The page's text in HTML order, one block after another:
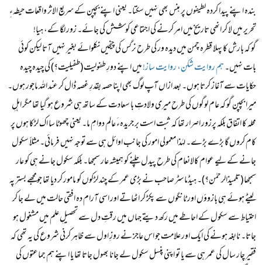
بندہ اپنے پیدا کردہ لطیفوں پر ہنس بھی نہیں سکتا۔ یعنی اپنے بچپن کے سریع الاثر واقعات حیطہءِ
تحریر میں لا کر انھی تاریخ میں امر کرنے کی اجتماعی کوشش کی جائے۔ زور لگا کے، ہیا!
گو کہ بارش کا پہلا قطرہ چمن میں دیدہ ور کی طرح نرگس کی چیخیں نکلوائے بغیر نہیں آتا لیکن کوئی
بات نہیں۔ہم روایت شکن، روایت ساز!میں اپنے دورِ طفولیت (طفیلیت؟) کی چیدہ چیدہ
حکایات سے آغاز کرتا ہوں۔ بعد ازاں آپ لوگ بھی اپنا حصہ بقدرِ غصہ ڈال کر عند اللہ ماجور ہوں۔
میرا بچپن گو کہ عام لوگوں کی طرح میری ولادتِ با سعادت کے ساتھ ہی شروع ہو گیا تھا مگر اہلِ
محلہ کا اتفاق بلکہ پرزور اصرار تھا کہ ثبت است بر جریدہءَ عالم دوامِ ما۔ یعنی چھوٹا سا اک لڑکا ہوں پر
کام کروں گا بڑے بڑے۔ لہٰذا معمولی امور کی جانب اوائل ہی سے توجہ نہیں فرمائی۔ مثلاً سکول
جانے کے لیے عوام کالانعام کی طرح پیدل چلنے کو ہمیشہ عار سمجھا۔ بلکہ سکول جانے ہی کو عار
سمجھا (تلمیذالرحمٰن؟)۔ ہیڈماسٹر صاحب نے بڑی عمر کے چند لڑکوں کو مامور کر دیا تھا جومجھے بستر پہ
لیٹے ہوئے ہی بازوؤں اور ٹانگوں سے پکڑ کر اٹھاتے اور اسی آرام دہ افقی حالت میں لے جا کر
احتیاط سے سکول کے احاطے میں رکھ دیتے جہاں میں رقتِ دل سے تحصیلِ علم میں مشغول ہو
جاتا۔ نابغہ ہونے کی ایک اور علامت جو اس عاجز نے روزِ اول سے ظاہر کرنی شروع کی یہ تھی کہ
فقیر چار سال کی عمر ہی سے یا تو اپنی پنسل سکول لے جانا بھول جاتا تھا یا اپنے ہم جماعتوں کی